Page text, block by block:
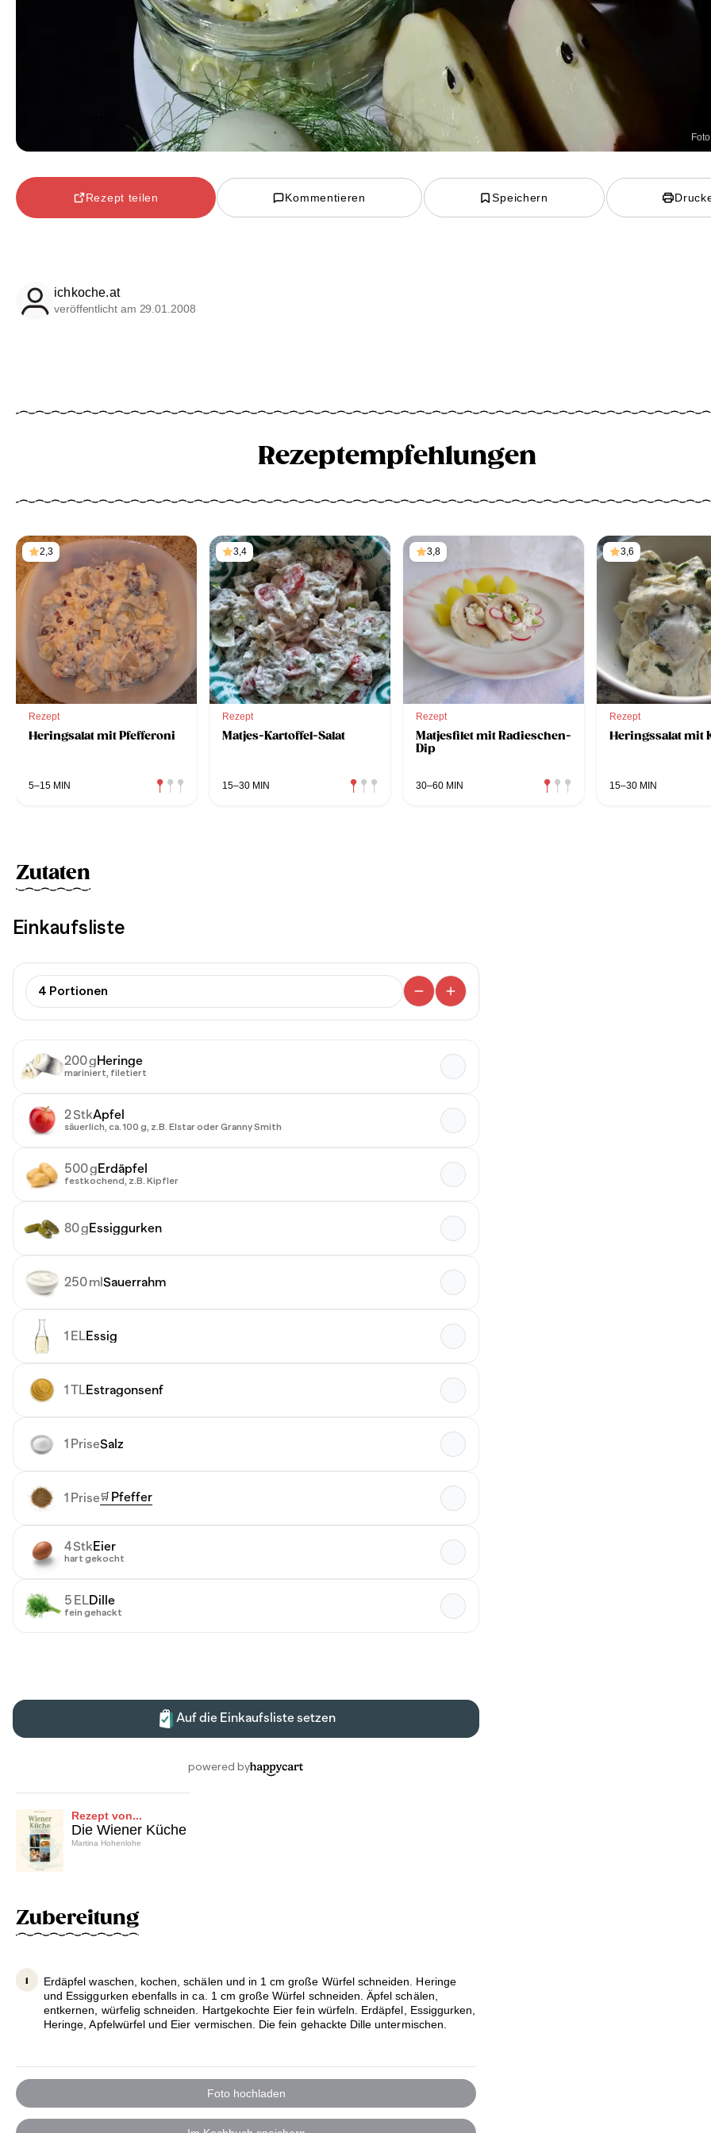
Rezept teilen Kommentieren Speichern
ichkoche.at
veröffentlicht am 29.01.2008
Rezeptempfehlungen
2,3
Rezept
Heringsalat mit Pfefferoni
5–15 MIN
3,4
Rezept
Matjes-Kartoffel-Salat
15–30 MIN
3,8
Rezept
Matjesfilet mit Radieschen-
Dip
30–60 MIN
3,6
Rezept
Heringssalat mit
15–30 MIN
Zutaten
Rezept von...
Die Wiener Küche
Martina Hohenlohe
Zubereitung
Erdäpfel waschen, kochen, schälen und in 1 cm große Würfel schneiden. Heringe
und Essiggurken ebenfalls in ca. 1 cm große Würfel schneiden. Äpfel schälen,
entkernen, würfelig schneiden. Hartgekochte Eier fein würfeln. Erdäpfel, Essiggurken,
Heringe, Apfelwürfel und Eier vermischen. Die fein gehackte Dille untermischen.
Foto hochladen